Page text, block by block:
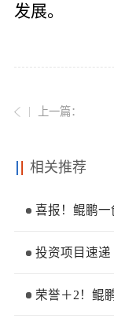
发展。
上一篇：
相关推荐